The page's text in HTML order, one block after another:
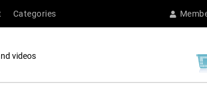
Categories
videos